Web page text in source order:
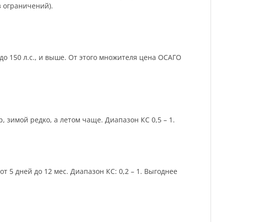
150 л.с., и выше. От этого множителя цена ОСАГО
зимой редко, а летом чаще. Диапазон КС 0,5 – 1.
5 дней до 12 мес. Диапазон КС: 0,2 – 1. Выгоднее